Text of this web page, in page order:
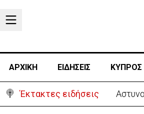
ΑΡΧΙΚΗ ΕΙΔΗΣΕΙΣ ΚΥΠΡΟΣ
Έκτακτες ειδήσεις Θέλει